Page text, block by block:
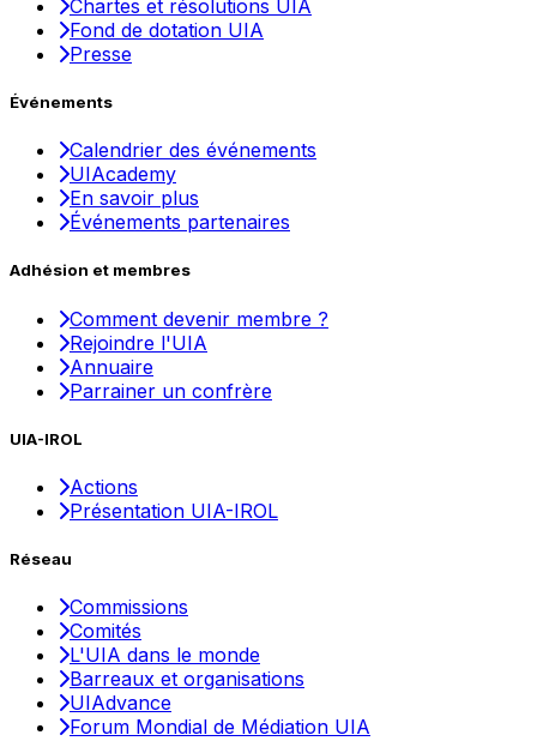
Chartes et résolutions UIA
Fond de dotation UIA
Presse
Événements
Calendrier des événements
UIAcademy
En savoir plus
Événements partenaires
Adhésion et membres
Comment devenir membre ?
Rejoindre l'UIA
Annuaire
Parrainer un confrère
UIA-IROL
Actions
Présentation UIA-IROL
Réseau
Commissions
Comités
L'UIA dans le monde
Barreaux et organisations
UIAdvance
Forum Mondial de Médiation UIA